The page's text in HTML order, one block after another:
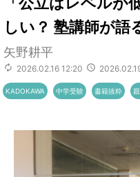
しい？ 塾講師が語
矢野耕平
2026.02.16 12:20
KADOKAWA 中学受験 書籍抜粋